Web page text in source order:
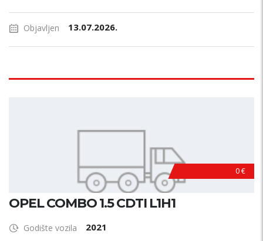
Objavljen 13.07.2026.
0 €
OPEL COMBO 1.5 CDTI L1H1
Godište vozila 2021